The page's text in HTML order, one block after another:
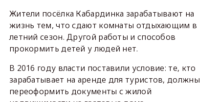
Жители посёлка Кабардинка зарабатывают на
жизнь тем, что сдают комнаты отдыхающим в
летний сезон. Другой работы и способов
прокормить детей у людей нет.
В 2016 году власти поставили условие: те, кто
зарабатывает на аренде для туристов, должны
переоформить документы с жилой